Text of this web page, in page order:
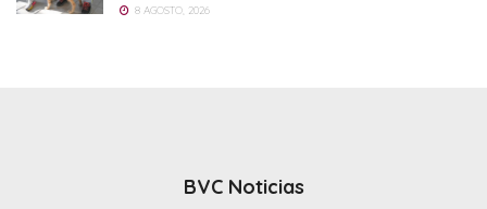
8 AGOSTO, 2026
BVC Noticias